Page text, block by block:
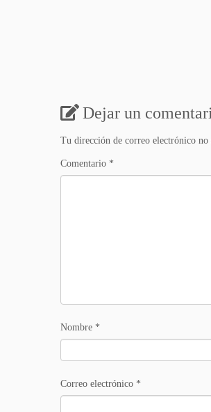
Dejar un
Tu dirección de correo electrónico no
Comentario *
Nombre *
Correo electrónico *